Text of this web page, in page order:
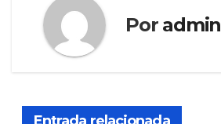
Por admin